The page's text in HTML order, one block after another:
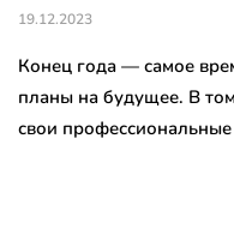
19.12.2023
Конец года — самое
планы на будущее. В
свои